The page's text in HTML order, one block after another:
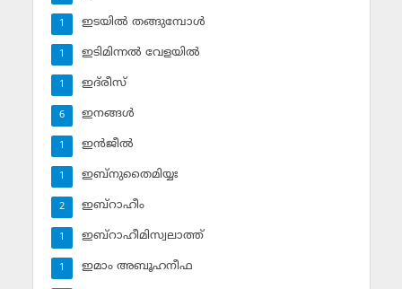
ഇടയില്‍ തങ്ങുമ്പോള്‍
1
ഇടിമിന്നല്‍ വേളയില്‍
1
ഇദ്‌രീസ്‌
1
ഇനങ്ങള്‍
6
ഇന്‍ജീല്‍
1
ഇബ്‌നുതൈമിയ്യഃ
1
ഇബ്‌റാഹീം
2
ഇബ്‌റാഹീമിസ്വലാത്ത്
1
ഇമാം അബൂഹനീഫ
1